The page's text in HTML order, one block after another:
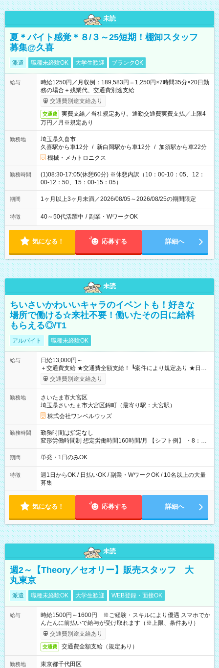
未読
夏＊バイト感覚＊８/３～25短期！棚卸スタッフ
募集@久喜
派遣 職種未経験OK 大学生歓迎 ブランクOK
給与
時給1250円／月収例：189,583円＝1,250円×7時間35分×20日勤
務の場合＋残業代、交通費別途支給
交通費別途支給あり
交通費
実費支給／当社規定あり。通勤交通費実費支払／上限4
万円／月※規定あり
勤務地
埼玉県久喜市
久喜駅から車12分 / 新白岡駅から車12分 / 加須駅から車22分
機械・メカトロニクス
勤務時間
(1)08:30-17:05(休憩60分) ※休憩内訳（10：00-10：05、12：
00-12：50、15：00-15：05）
期間 1ヶ月以上3ヶ月未満／2026/08/05～2026/08/25の期間限定
特徴 40～50代活躍中 / 副業・WワークOK
気になる！ 応募する 詳細へ
未読
ちいさいかわいいキャラのイベントも！好きな
場所で働ける☆来社不要！働いたその日に給料
もらえる◎/T1
アルバイト 職種未経験OK
給与
日給13,000円～
＋交通費支給 ★交通費全額支給！ ┗案件により規定あり ★日払
いOK！（規定あり） ┗働いたその日に現金GET♪ お仕事後はコ
ンビニATMから 日払い分を引き落とせます！ 【試用期間】試
交通費別途支給あり
勤務地
さいたま市大宮区
埼玉県さいたま市大宮区錦町（最寄り駅：大宮駅）
株式会社ワンベルウッズ
勤務時間
勤務時間は指定なし
変形労働時間制 想定労働時間160時間/月 【シフト例】 ・8：00
～21：00
期間 単発・1日のみOK
特徴
週1日からOK / 日払いOK / 副業・WワークOK / 10名以上の大量
募集
気になる！ 応募する 詳細へ
未読
週2～【Theory／セオリー】販売スタッフ 大
丸東京
派遣 職種未経験OK 大学生歓迎 WEB登録・面接OK
給与
時給1500円～1600円 ※ご経験・スキルにより優遇 スマホでか
んたんに前払いで給与が受け取れます（※上限、条件あり）
交通費別途支給あり
交通費 交通費全額支給（規定あり）
勤務地
東京都千代田区